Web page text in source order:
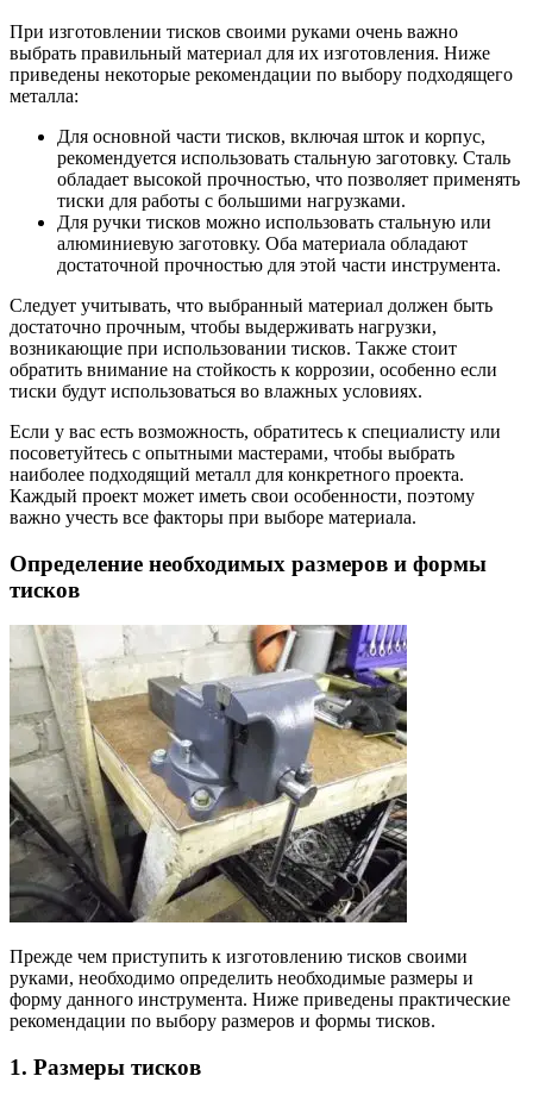
При изготовлении тисков своими руками очень важно
выбрать правильный материал для их изготовления. Ниже
приведены некоторые рекомендации по выбору подходящего
металла:
Для основной части тисков, включая шток и корпус,
рекомендуется использовать стальную заготовку. Сталь
обладает высокой прочностью, что позволяет применять
тиски для работы с большими нагрузками.
Для ручки тисков можно использовать стальную или
алюминиевую заготовку. Оба материала обладают
достаточной прочностью для этой части инструмента.
Следует учитывать, что выбранный материал должен быть
достаточно прочным, чтобы выдерживать нагрузки,
возникающие при использовании тисков. Также стоит
обратить внимание на стойкость к коррозии, особенно если
тиски будут использоваться во влажных условиях.
Если у вас есть возможность, обратитесь к специалисту или
посоветуйтесь с опытными мастерами, чтобы выбрать
наиболее подходящий металл для конкретного проекта.
Каждый проект может иметь свои особенности, поэтому
важно учесть все факторы при выборе материала.
Определение необходимых размеров и формы
тисков
Прежде чем приступить к изготовлению тисков своими
руками, необходимо определить необходимые размеры и
форму данного инструмента. Ниже приведены практические
рекомендации по выбору размеров и формы тисков.
1. Размеры тисков